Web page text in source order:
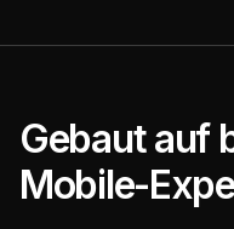
Gebaut auf
Mobile-